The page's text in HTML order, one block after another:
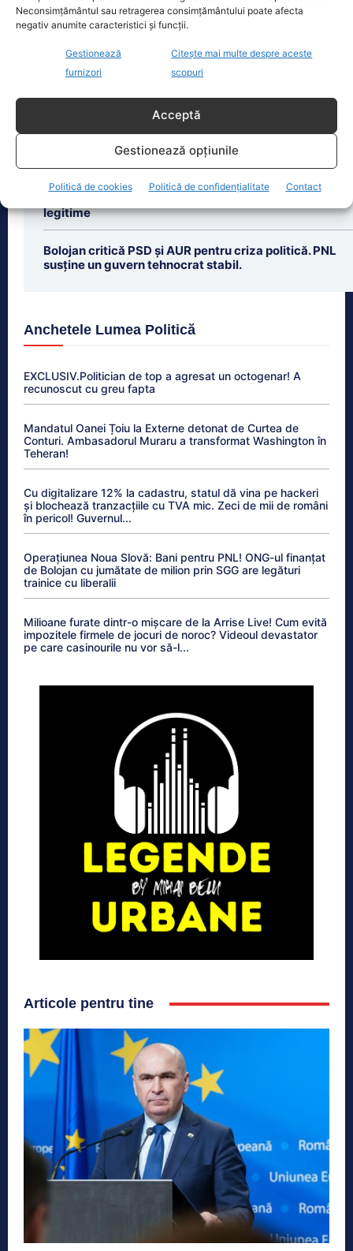
Neconsimțământul sau retragerea consimțământului poate afecta
negativ anumite caracteristici și funcții.
Gestionează
furnizori
Citește mai multe despre aceste
scopuri
Acceptă
Gestionează opțiunile
Politică de cookies Politică de confidențialitate Contact
Ultimele știri
Premierul demis Bolojan: Legea salarizării este
pregătită. Așteptăm consens politic
Sindicatele din sănătate avertizează: Legea
legitime
Bolojan critică PSD și AUR pentru criza politică. PNL
susține un guvern tehnocrat stabil.
Anchetele Lumea Politică
EXCLUSIV.Politician de top a agresat un octogenar! A
recunoscut cu greu fapta
Mandatul Oanei Țoiu la Externe detonat de Curtea de
Conturi. Ambasadorul Muraru a transformat Washington în
Teheran!
Cu digitalizare 12% la cadastru, statul dă vina pe hackeri
și blochează tranzacțiile cu TVA mic. Zeci de mii de români
în pericol! Guvernul...
Operațiunea Noua Slovă: Bani pentru PNL! ONG-ul finanțat
de Bolojan cu jumătate de milion prin SGG are legături
trainice cu liberalii
Milioane furate dintr-o mișcare de la Arrise Live! Cum evită
impozitele firmele de jocuri de noroc? Videoul devastator
pe care casinourile nu vor să-l...
Articole pentru tine